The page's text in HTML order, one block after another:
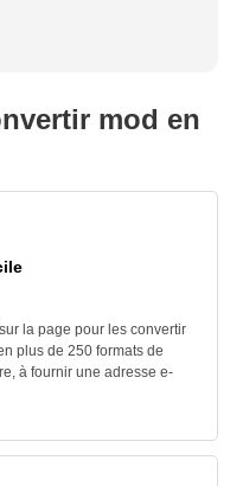
mod en
la page pour les convertir
plus de 250 formats de
à fournir une adresse e-